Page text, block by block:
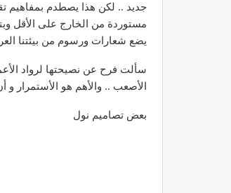
جديد .. لكن هذا يصطدم بمفاهيم
مستوردة من الخارج على الأقل
يضع شعارات ورسوم من بيئتنا
سألت فرح عن نصيحتها لرواد
الأصعب .. والأهم هو الأستمرار
بعض تصاميم نول